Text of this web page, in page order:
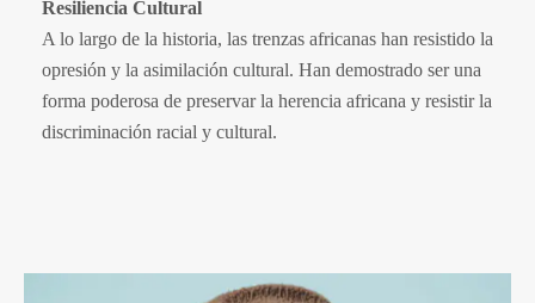
Resiliencia Cultural
A lo largo de la historia, las trenzas africanas han resistido la
opresión y la asimilación cultural. Han demostrado ser una
forma poderosa de preservar la herencia africana y resistir la
discriminación racial y cultural.